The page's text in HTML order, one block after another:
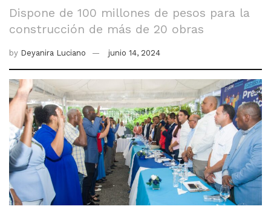
Dispone de 100 millones de pesos para la
construcción de más de 20 obras
by Deyanira Luciano junio 14, 2024